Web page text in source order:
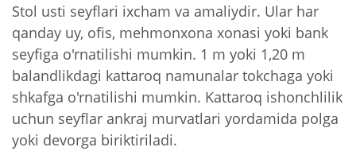
Stol usti seyflari ixcham va amaliydir. Ular har
qanday uy, ofis, mehmonxona xonasi yoki bank
seyfiga o'rnatilishi mumkin. 1 m yoki 1,20 m
balandlikdagi kattaroq namunalar tokchaga yoki
shkafga o'rnatilishi mumkin. Kattaroq ishonchlilik
uchun seyflar ankraj murvatlari yordamida polga
yoki devorga biriktiriladi.